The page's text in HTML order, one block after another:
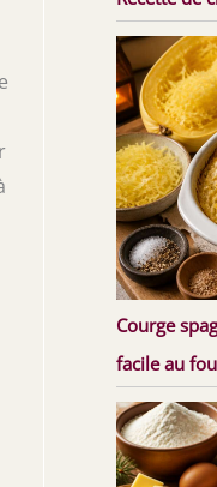
Courge
facile au